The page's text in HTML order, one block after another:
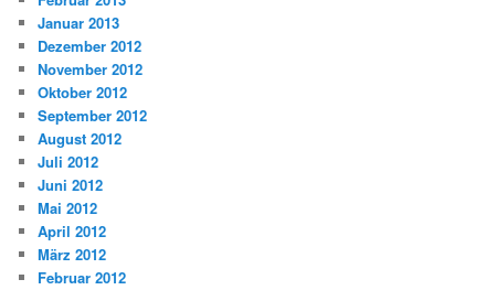
Januar 2013
Dezember 2012
November 2012
Oktober 2012
September 2012
August 2012
Juli 2012
Juni 2012
Mai 2012
April 2012
März 2012
Februar 2012